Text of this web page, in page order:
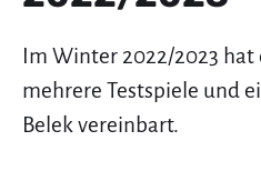
Im Winter 2022/2023 hat
mehrere Testspiele und
Belek vereinbart.